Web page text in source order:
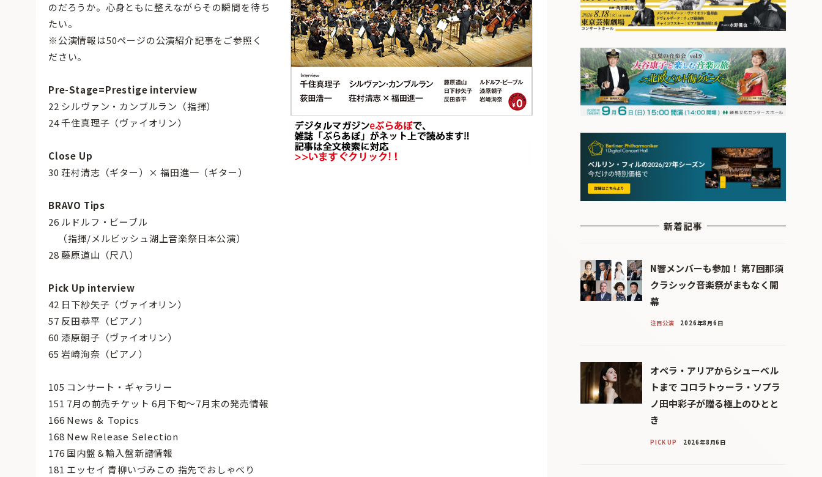
のだろうか。心身ともに整えながらその瞬間を待ち
たい。
※公演情報は50ページの公演紹介記事をご参照く
ださい。
Pre-Stage=Prestige interview
22 シルヴァン・カンブルラン（指揮）
24 千住真理子（ヴァイオリン）
Close Up
30 荘村清志（ギター）× 福田進一（ギター）
BRAVO Tips
26 ルドルフ・ビーブル
（指揮/メルビッシュ湖上音楽祭日本公演）
28 藤原道山（尺八）
Pick Up interview
42 日下紗矢子（ヴァイオリン）
57 反田恭平（ピアノ）
60 漆原朝子（ヴァイオリン）
65 岩崎洵奈（ピアノ）
105 コンサート・ギャラリー
151 7月の前売チケット 6月下旬〜7月末の発売情報
166 News ＆ Topics
168 New Release Selection
176 国内盤＆輸入盤新譜情報
181 エッセイ 青柳いづみこの 指先でおしゃべり
新着記事
N響メンバーも参加！ 第7回那須
クラシック音楽祭がまもなく開
幕
注目公演 2026年8月6日
オペラ・アリアからシューベル
トまで コロラトゥーラ・ソプラ
ノ田中彩子が贈る極上のひとと
き
PICK UP 2026年8月6日